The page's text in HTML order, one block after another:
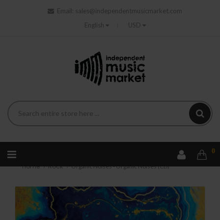
Email:
sales@independentmusicmarket.com
English
USD
0
Home Rock Organic Noises - Organic Noises (CD)